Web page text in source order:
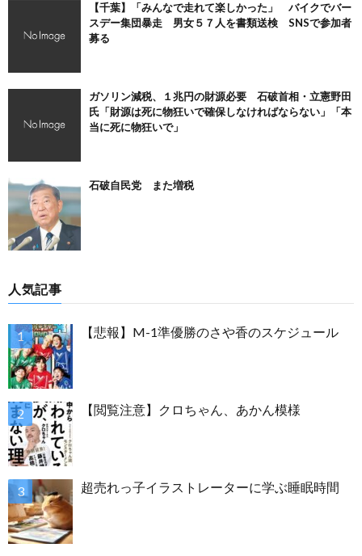
【千葉】「みんなで走れて楽しかった」 バイクでバー
スデー集団暴走 男女５７人を書類送検 SNSで参加者
募る
ガソリン減税、１兆円の財源必要 石破首相・立憲野田
氏「財源は死に物狂いで確保しなければならない」「本
当に死に物狂いで」
石破自民党 また増税
人気記事
【悲報】M-1準優勝のさや香のスケジュール
【閲覧注意】クロちゃん、あかん模様
超売れっ子イラストレーターに学ぶ睡眠時間